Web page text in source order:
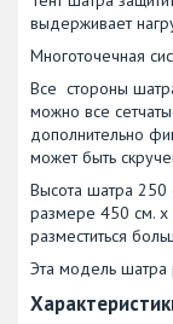
выдерживает
Многоточечная
Все стороны
можно все
дополнительно
может быть
Высота шатра 250
размере 450 см. х
разместиться
Эта модель шатра